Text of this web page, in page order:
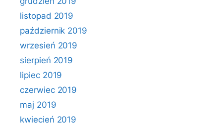
listopad 2019
październik 2019
wrzesień 2019
sierpień 2019
lipiec 2019
czerwiec 2019
maj 2019
kwiecień 2019